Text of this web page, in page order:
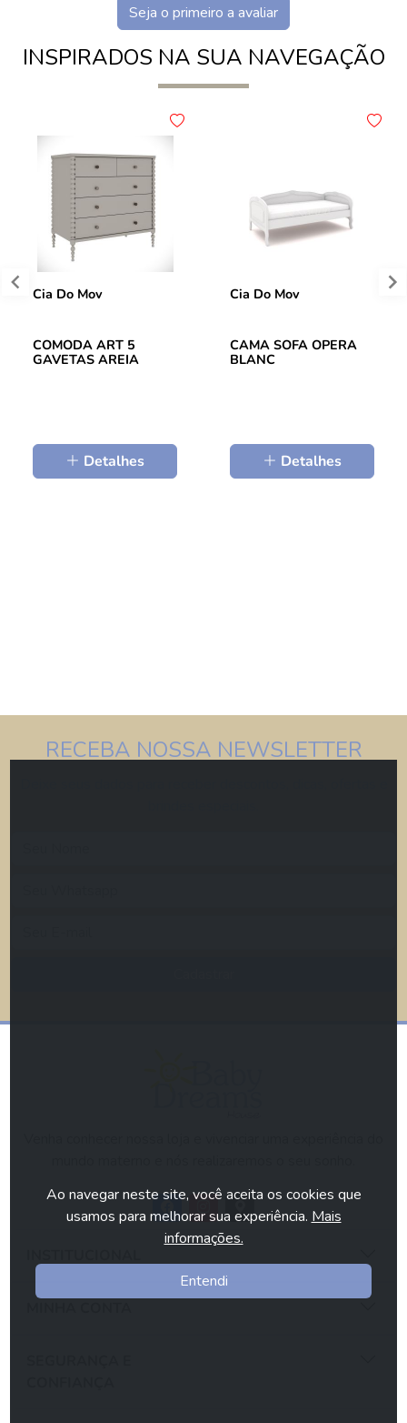
Seja o primeiro a avaliar
INSPIRADOS NA SUA NAVEGAÇÃO
Cia Do Mov
COMODA ART 5
GAVETAS AREIA
Detalhes
Cia Do Mov
CAMA SOFA OPERA
BLANC
Detalhes
RECEBA NOSSA NEWSLETTER
Ao navegar neste site, você aceita os cookies que
usamos para melhorar sua experiência.Mais
informações.
Entendi